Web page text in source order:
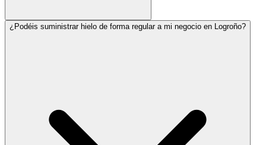
¿Podéis suministrar hielo de forma regular a mi negocio en Logroño?